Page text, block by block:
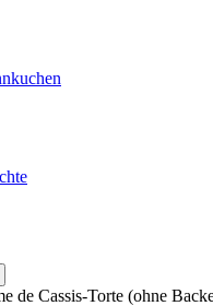
de Cassis-Torte (ohne